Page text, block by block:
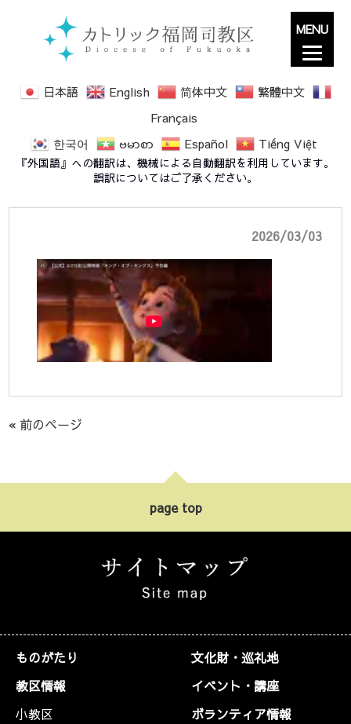
日本語 English 简体中文
繁體中文
Français
한국어
ဗမာစာ Español Tiếng Việt
『外国語』への翻訳は、機械による自動翻訳を利用しています。
誤訳についてはご了承ください。
予告画像
2026/03/03
« 前のページ
page top
ものがたり
教区情報
小教区
文化財・巡礼地
イベント・講座
ボランティア情報
MENU